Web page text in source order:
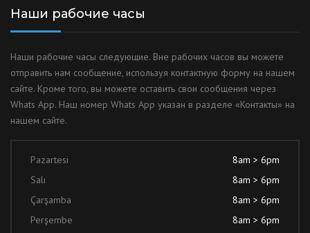
Наши рабочие часы
Наши рабочие часы следующие. Вне рабочих часов вы можете
отправить нам сообщение, используя контактную форму на нашем
сайте. Кроме того, вы можете оставить свои сообщения через
Whats App. Наш номер Whats App указан в разделе «Контакты» на
нашем сайте.
Pazartesi
8am > 6pm
Salı
8am > 6pm
Çarşamba
8am > 6pm
Perşembe
8am > 6pm